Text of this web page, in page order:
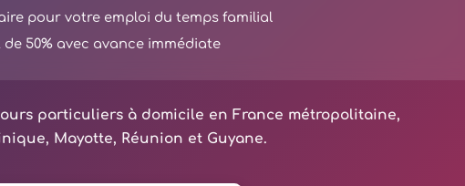
pour votre emploi du temps familial
50% avec avance immédiate
particuliers à domicile en France métropolitaine,
Mayotte, Réunion et Guyane.